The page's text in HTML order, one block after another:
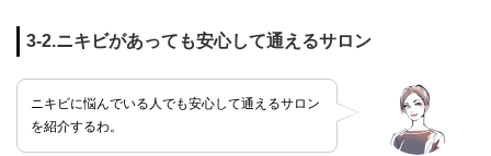
3-2.ニキビがあっても安心して通えるサロン
ニキビに悩んでいる人でも安心して通えるサロン
を紹介するわ。